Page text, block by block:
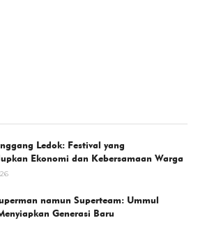
Ledok: Festival yang
Ekonomi dan Kebersamaan Warga
namun Superteam: Ummul
Generasi Baru